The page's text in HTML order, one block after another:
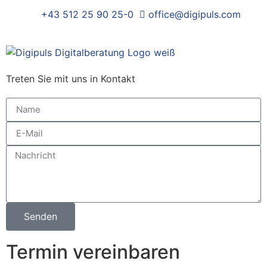
+43 512 25 90 25-0 office@digipuls.com
Treten Sie mit uns in Kontakt
Senden
Termin vereinbaren